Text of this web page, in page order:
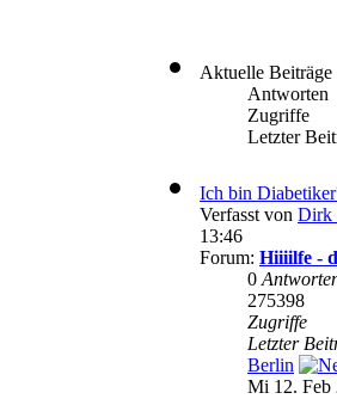
Aktuelle Beiträge
Antworten
Zugriffe
Letzter
Ich bin
Verfasst von Dirk
13:46
Forum: Hiiiilfe -
0
275398
Zugriffe
Letzter
Berlin
Mi 12. Feb